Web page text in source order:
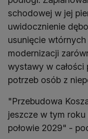
schodowej w jej
uwidocznienie
usunięcie
modernizacji
wystawy w
potrzeb osób z
"Przebudowa
jeszcze w tym
połowie 2029" -